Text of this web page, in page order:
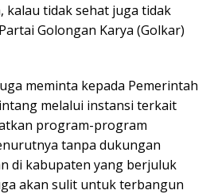
kalau tidak sehat juga tidak
Golongan Karya (Golkar)
meminta kepada Pemerintah
melalui instansi terkait
program-program
tanpa dukungan
di kabupaten yang berjuluk
akan sulit untuk terbangun